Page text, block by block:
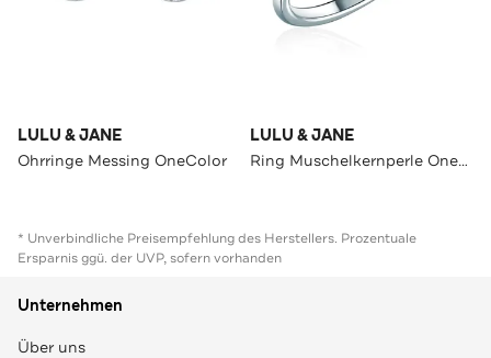
LULU & JANE
Ohrringe Messing OneColor
LULU & JANE
Ring Muschelkernperle OneColor
* Unverbindliche Preisempfehlung des Herstellers. Prozentuale
Ersparnis ggü. der UVP, sofern vorhanden
Unternehmen
Über uns